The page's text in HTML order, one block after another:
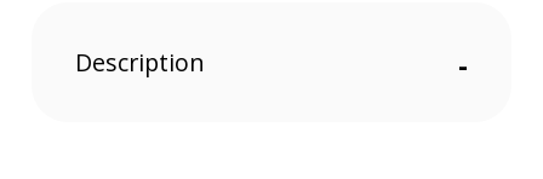
Description -